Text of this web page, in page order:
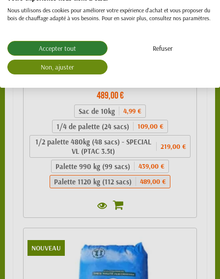
Granulés de bois 100% résineux- BIO PELLET
489,00 €
Sac de 10kg 4,99 €
1/4 de palette (24 sacs) 109,00 €
1/2 palette 480kg (48 sacs) - SPECIAL
VL (PTAC 3.5t)
219,00 €
Palette 990 kg (99 sacs) 439,00 €
Palette 1120 kg (112 sacs) 489,00 €
NOUVEAU
Nous utilisons des cookies pour améliorer votre expérience d'achat et vous proposer du
bois de chauffage adapté à vos besoins. Pour en savoir plus, consultez nos paramètres.
Accepter tout Refuser
Non, ajuster